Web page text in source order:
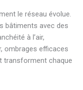
le réseau évolue.
bâtiments avec des
à l’air,
ombrages efficaces
transforment chaque